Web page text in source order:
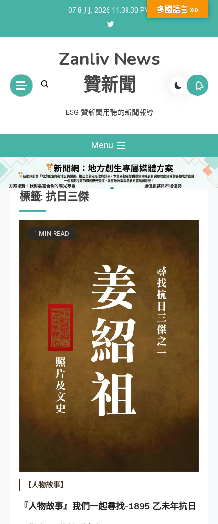
07 8 月, 2026 11:39:31 PM
Zanliv News
贊新聞
ESG 贊新聞用聽的新聞報導
Menu
標籤: 抗日三傑
1 MIN READ
【人物故事】
『人物故事』我們一起尋找-1895 乙未年抗日
多國語言 »»